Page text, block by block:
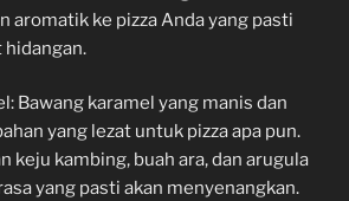
aromatik ke pizza Anda yang pasti
hidangan.
Bawang karamel yang manis dan
yang lezat untuk pizza apa pun.
keju kambing, buah ara, dan arugula
yang pasti akan menyenangkan.